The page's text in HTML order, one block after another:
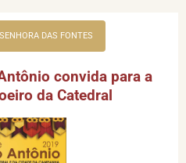
DAS FONTES
convida para a
da Catedral